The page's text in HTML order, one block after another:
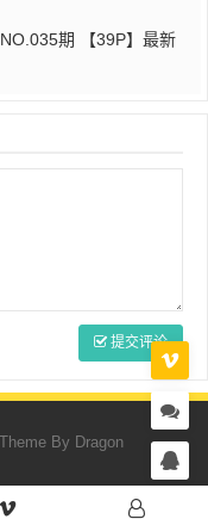
期 【39P】最新
提交评论
By Dragon